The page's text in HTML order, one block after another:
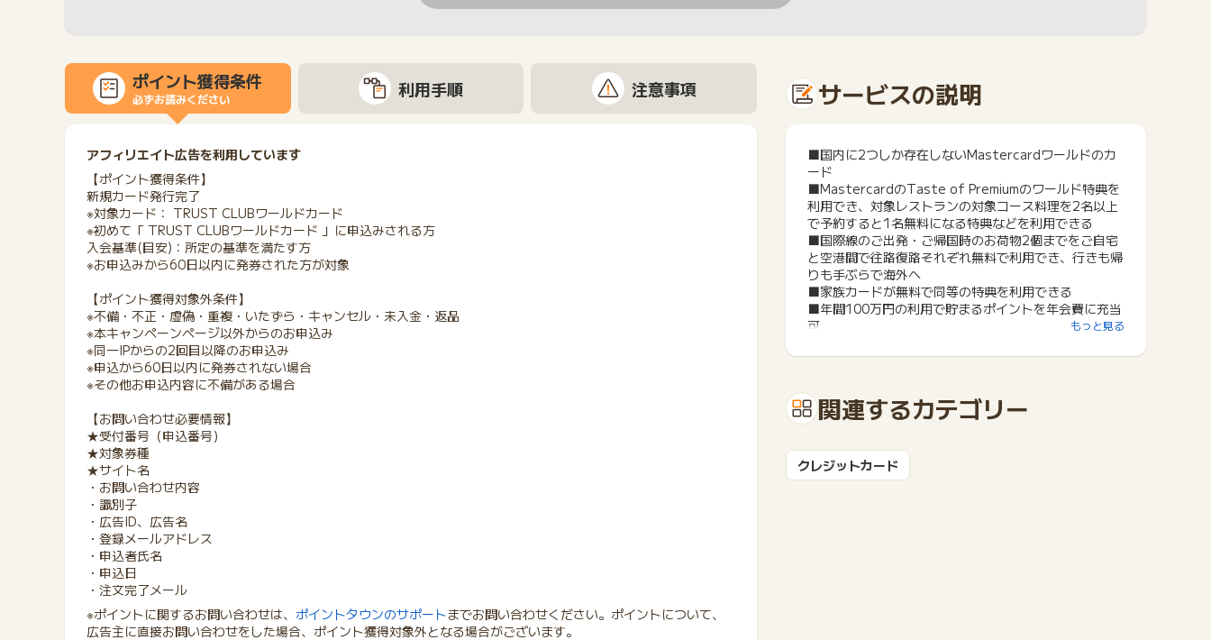
ポイント獲得条件
必ずお読みください 利用手順 注意事項
アフィリエイト広告を利用しています
【ポイント獲得条件】
新規カード発行完了
※対象カード： TRUST CLUBワールドカード
※初めて「 TRUST CLUBワールドカード 」に申込みされる方
入会基準(目安)：所定の基準を満たす方
※お申込みから60日以内に発券された方が対象
【ポイント獲得対象外条件】
※不備・不正・虚偽・重複・いたずら・キャンセル・未入金・返品
※本キャンペーンページ以外からのお申込み
※同一IPからの2回目以降のお申込み
※申込から60日以内に発券されない場合
※その他お申込内容に不備がある場合
【お問い合わせ必要情報】
★受付番号（申込番号）
★対象券種
★サイト名
・お問い合わせ内容
・識別子
・広告ID、広告名
・登録メールアドレス
・申込者氏名
・申込日
・注文完了メール
※ポイントに関するお問い合わせは、 ポイントタウンのサポートまでお問い合わせください。ポイントについて、
広告主に直接お問い合わせをした場合、ポイント獲得対象外となる場合がございます。
サービスの説明
■国内に2つしか存在しないMastercardワールドのカ
ード
■MastercardのTaste of Premiumのワールド特典を
利用でき、対象レストランの対象コース料理を2名以上
で予約すると1名無料になる特典などを利用できる
■国際線のご出発・ご帰国時のお荷物2個までをご自宅
と空港間で往路復路それぞれ無料で利用でき、行きも帰
りも手ぶらで海外へ
■家族カードが無料で同等の特典を利用できる
■年間100万円の利用で貯まるポイントを年会費に充当
可
もっと見る
関連するカテゴリー
クレジットカード